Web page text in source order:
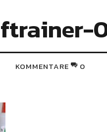
KOMMENTARE 0